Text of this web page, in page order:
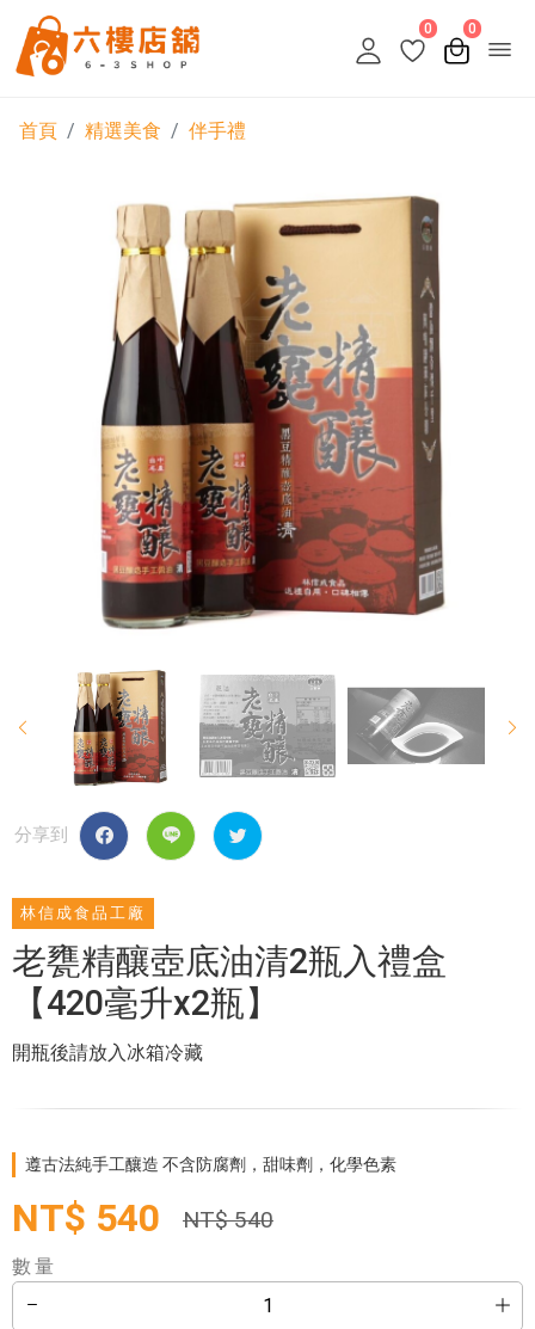
0 0
首頁 精選美食 伴手禮
分享到
林信成食品工廠
老甕精釀壺底油清2瓶入禮盒
【420毫升x2瓶】
開瓶後請放入冰箱冷藏
遵古法純手工釀造 不含防腐劑，甜味劑，化學色素
NT$ 540 NT$ 540
數量